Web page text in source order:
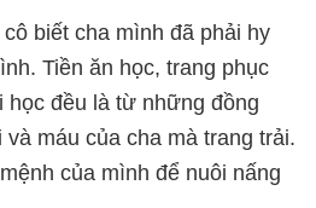
biết cha mình đã phải hy
Tiền ăn học, trang phục
học đều là từ những đồng
máu của cha mà trang trải.
của mình để nuôi nấng